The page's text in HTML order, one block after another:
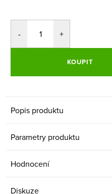
KOUPIT
Popis produktu
Parametry produktu
Hodnocení
Diskuze